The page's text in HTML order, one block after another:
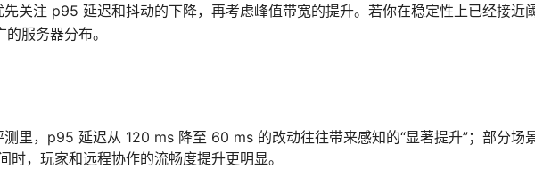
关注 p95 延迟和抖动的下降，再考虑峰值带宽的提升。若你在稳定性上已经接近
服务器分布。
测里，p95 延迟从 120 ms 降至 60 ms 的改动往往带来感知的“显著提升”；部分场
时，玩家和远程协作的流畅度提升更明显。